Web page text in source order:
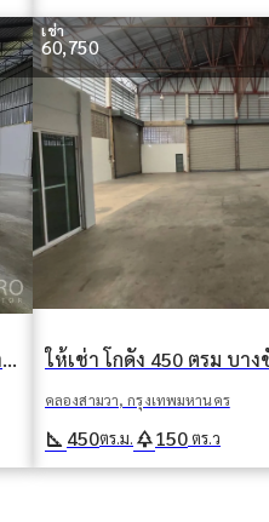
ให้เช่า โกดัง 550 ตรม บางชัน คลองสามวา กรุงเทพมหานคร
เช่า
60,750
คลองสามวา, กรุงเทพมหานคร
square_foot 450ตร.ม. park150 ตร.ว